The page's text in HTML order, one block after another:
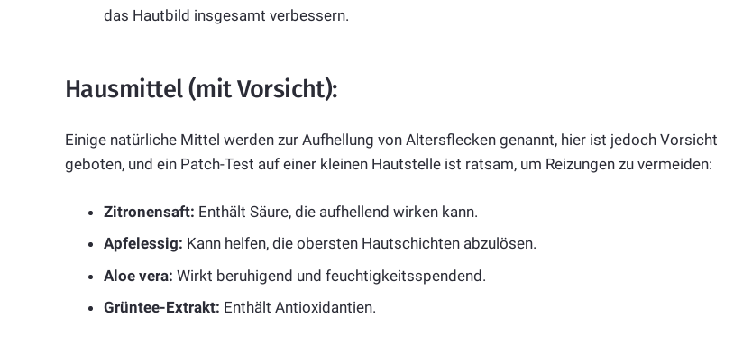
das Hautbild insgesamt verbessern.
Hausmittel (mit Vorsicht):
Einige natürliche Mittel werden zur Aufhellung von Altersflecken genannt, hier ist jedoch Vorsicht
geboten, und ein Patch-Test auf einer kleinen Hautstelle ist ratsam, um Reizungen zu vermeiden:
Zitronensaft: Enthält Säure, die aufhellend wirken kann.
Apfelessig: Kann helfen, die obersten Hautschichten abzulösen.
Aloe vera: Wirkt beruhigend und feuchtigkeitsspendend.
Grüntee-Extrakt: Enthält Antioxidantien.